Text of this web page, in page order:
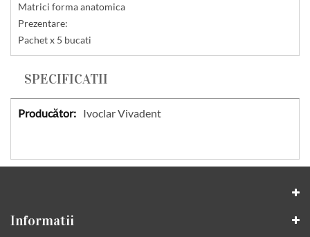
Matrici forma anatomica
Prezentare:
Pachet x 5 bucati
SPECIFICATII
Specificatii Ivoclar Vivadent
Informatii